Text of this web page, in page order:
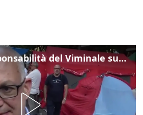
Gualtieri: "Responsabilità del Viminale su Spin Time? La posizione dei partiti è nota"